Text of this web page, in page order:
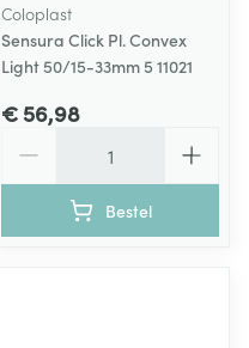
Coloplast
Sensura Click Pl. Convex
Light 50/15-33mm 5 11021
€ 56,98
Bestel